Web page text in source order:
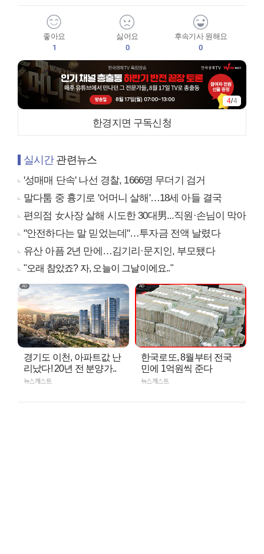
좋아요
1
싫어요
0
후속기사 원해요
0
4/4
한경지면 구독신청
실시간관련뉴스
'성매매 단속' 나선 경찰, 1666명 무더기 검거
말다툼 중 흉기로 '어머니 살해'…18세 아들 결국
편의점 女사장 살해 시도한 30대男...직원·손님이 막아
"안전하다는 말 믿었는데"…투자금 전액 날렸다
유산 아픔 2년 만에…김기리·문지인, 부모됐다
"오래 참았죠? 자, 오늘이 그날이에요.."
경기도 이천, 아파트값 난
리났다! 20년 전 분양가..
뉴스캐스트
한국로또, 8월부터 전국
민에 1억원씩 준다
뉴스캐스트